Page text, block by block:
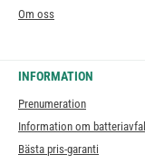
Om oss
INFORMATION
Prenumeration
Information om batteriavfall
Bästa pris-garanti